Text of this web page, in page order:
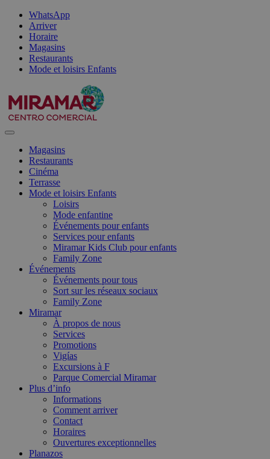
WhatsApp
Arriver
Horaire
Magasins
Restaurants
Mode et loisirs Enfants
Magasins
Restaurants
Cinéma
Terrasse
Mode et loisirs Enfants
Loisirs
Mode enfantine
Événements pour enfants
Services pour enfants
Miramar Kids Club pour enfants
Family Zone
Événements
Événements pour tous
Sort sur les réseaux sociaux
Family Zone
Miramar
À propos de nous
Services
Promotions
Vigías
Excursions à F
Parque Comercial Miramar
Plus d’info
Informations
Comment arriver
Contact
Horaires
Ouvertures exceptionnelles
Planazos